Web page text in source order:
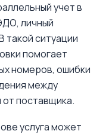
учет в
личный
такой ситуации
помогает
номеров, ошибки
между
поставщика.
услуга может